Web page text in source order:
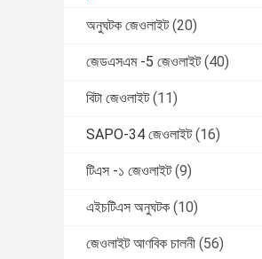
অনুঘটক জেওলাইট (20)
জেডএসএম -5 জেওলাইট (40)
বিটা জেওলাইট (11)
SAPO-34 জেওলাইট (16)
টিএস -১ জেওলাইট (9)
এইচটিএস অনুঘটক (10)
জেওলাইট আণবিক চালনী (56)